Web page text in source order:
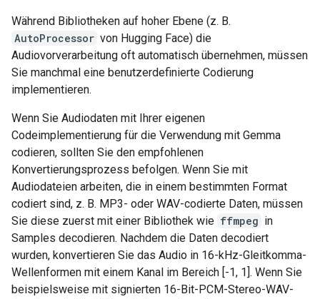
Während Bibliotheken auf hoher Ebene (z. B.
AutoProcessor von Hugging Face) die
Audiovorverarbeitung oft automatisch übernehmen, müssen
Sie manchmal eine benutzerdefinierte Codierung
implementieren.
Wenn Sie Audiodaten mit Ihrer eigenen
Codeimplementierung für die Verwendung mit Gemma
codieren, sollten Sie den empfohlenen
Konvertierungsprozess befolgen. Wenn Sie mit
Audiodateien arbeiten, die in einem bestimmten Format
codiert sind, z. B. MP3- oder WAV-codierte Daten, müssen
Sie diese zuerst mit einer Bibliothek wie ffmpeg in
Samples decodieren. Nachdem die Daten decodiert
wurden, konvertieren Sie das Audio in 16-kHz-Gleitkomma-
Wellenformen mit einem Kanal im Bereich [-1, 1]. Wenn Sie
beispielsweise mit signierten 16-Bit-PCM-Stereo-WAV-